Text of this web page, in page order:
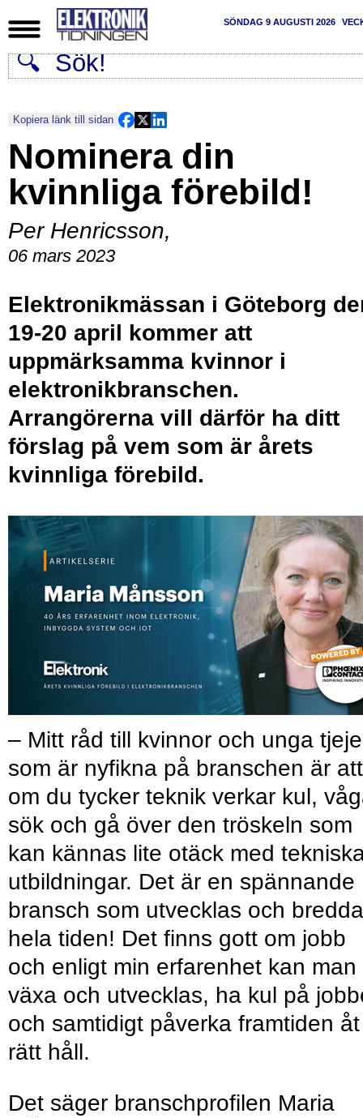
SÖNDAG 9 AUGUSTI 2026
Kopiera länk till sidan
Nominera din
kvinnliga förebild!
Per Henricsson,
06 mars 2023
Elektronikmässan i Göteborg
19-20 april kommer att
uppmärksamma kvinnor i
elektronikbranschen.
Arrangörerna vill därför ha ditt
förslag på vem som är årets
kvinnliga förebild.
– Mitt råd till kvinnor och unga
som är nyfikna på branschen är att
om du tycker teknik verkar kul,
sök och gå över den tröskeln som
kan kännas lite otäck med
utbildningar. Det är en spännande
bransch som utvecklas och
hela tiden! Det finns gott om jobb
och enligt min erfarenhet kan man
växa och utvecklas, ha kul på
och samtidigt påverka framtiden åt
rätt håll.
Det säger branschprofilen Maria